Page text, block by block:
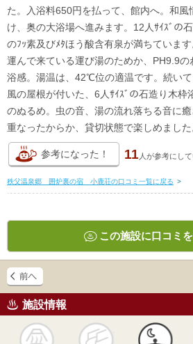
た。入浴料650円を払って、館内へ。和風
け、奥の大浴場へ進みます。12人ｻｲｽﾞの
のﾌｯ素及びﾒﾀほう酸含有泉が満ちていま
運んで来ている運び湯のためか、PH9.9の
浴感。湯温は、42℃位の適温です。続い
風の屋根が付いた、6人ｻｲｽﾞの石造り木
のぬるめ。虫の音、湯の流れ落ちる音に
重なったからか、貸切状態で楽しめました
参考になった！ 11 人が参考にし
秩父温泉郷 囲炉裏の宿 小鹿荘の口コミ一覧に戻る >
この施設に口コミ
施設情報
かけ流し 露